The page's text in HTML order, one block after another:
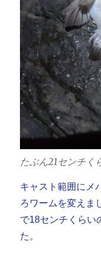
たぶん21センチく
キャスト範囲にメ
ろワームを変えま
で18センチくらい
た。